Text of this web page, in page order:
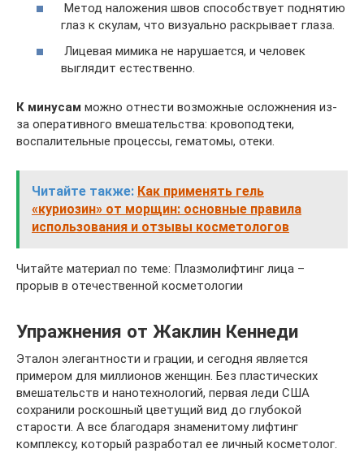
Метод наложения швов способствует поднятию
глаз к скулам, что визуально раскрывает глаза.
Лицевая мимика не нарушается, и человек
выглядит естественно.
К минусам можно отнести возможные осложнения из-
за оперативного вмешательства: кровоподтеки,
воспалительные процессы, гематомы, отеки.
Читайте также: Как применять гель
«куриозин» от морщин: основные правила
использования и отзывы косметологов
Читайте материал по теме: Плазмолифтинг лица –
прорыв в отечественной косметологии
Упражнения от Жаклин Кеннеди
Эталон элегантности и грации, и сегодня является
примером для миллионов женщин. Без пластических
вмешательств и нанотехнологий, первая леди США
сохранили роскошный цветущий вид до глубокой
старости. А все благодаря знаменитому лифтинг
комплексу, который разработал ее личный косметолог.